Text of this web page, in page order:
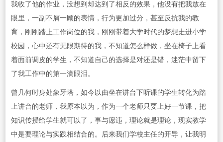
我收了他的作业，没想到却达到了相反的效果，他没有把我放在
眼里，一副不屑一顾的表情，行为更加过分，甚至反抗我的教
育，刚刚踏上工作岗位的我，刚刚带着大学时代的梦想走进小学
校园，心中还有无限期待的我，不知道怎么样做，坐在椅子上看
着面前调皮的学生，不知道自己的选择是对还是错，迷茫中留下
了我工作中的第一滴眼泪。
曾几何时身处象牙塔，如今以由坐在讲台下听课的学生转化为踏
上讲台的老师，我原本以为，作为一个老师只要上好一节课，把
知识传授给学生就可以了，事与愿违，理论就是理论，现实教学
中是要理论与实践相结合的。后来我们学校主任的开导，让我明